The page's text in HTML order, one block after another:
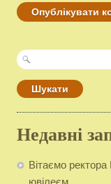
Пошук:
Недавні
Вітаємо
ювілеєм